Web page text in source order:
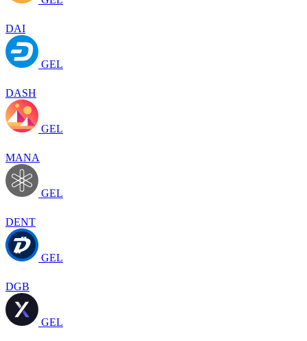
DAI
GEL
DASH
GEL
MANA
GEL
DENT
GEL
DGB
GEL